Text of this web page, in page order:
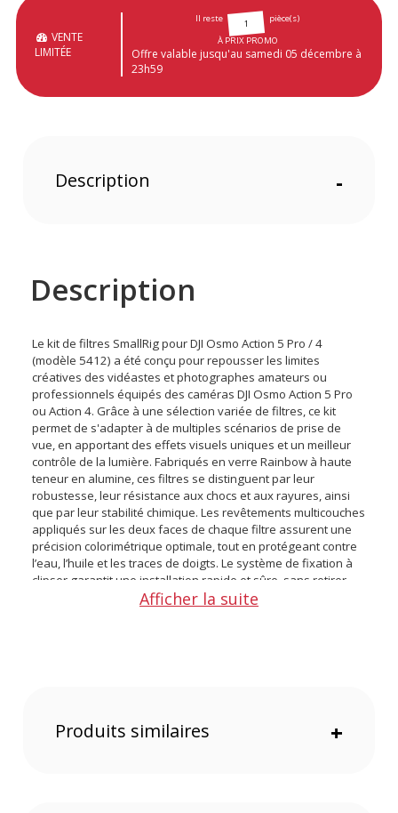
VENTE
LIMITÉE
Il reste 1
pièce(s)
À PRIX PROMO
Offre valable jusqu'au samedi 05 décembre à
23h59
Description -
Description
Le kit de filtres SmallRig pour DJI Osmo Action 5 Pro / 4
(modèle 5412) a été conçu pour repousser les limites
créatives des vidéastes et photographes amateurs ou
professionnels équipés des caméras DJI Osmo Action 5 Pro
ou Action 4. Grâce à une sélection variée de filtres, ce kit
permet de s'adapter à de multiples scénarios de prise de
vue, en apportant des effets visuels uniques et un meilleur
contrôle de la lumière. Fabriqués en verre Rainbow à haute
teneur en alumine, ces filtres se distinguent par leur
robustesse, leur résistance aux chocs et aux rayures, ainsi
que par leur stabilité chimique. Les revêtements multicouches
appliqués sur les deux faces de chaque filtre assurent une
précision colorimétrique optimale, tout en protégeant contre
l’eau, l’huile et les traces de doigts. Le système de fixation à
clipser garantit une installation rapide et sûre, sans retirer
l'objectif. Un couvercle en silicone est également inclus pour
Poids : 31,6 g
Matériaux : Verre arc-en-ciel à haute teneur en alumine,
Afficher la suite
Produits similaires +